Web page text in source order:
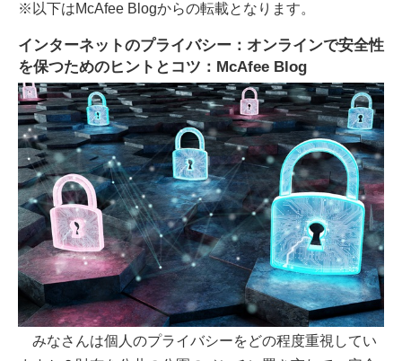
※以下はMcAfee Blogからの転載となります。
インターネットのプライバシー：オンラインで安全性
を保つためのヒントとコツ：McAfee Blog
みなさんは個人のプライバシーをどの程度重視してい